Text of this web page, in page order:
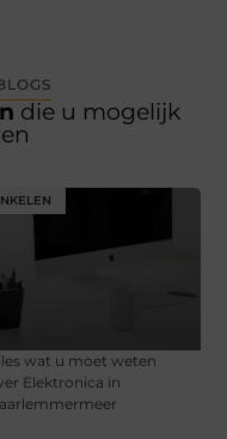
die u mogelijk
wat u moet weten
Elektronica in